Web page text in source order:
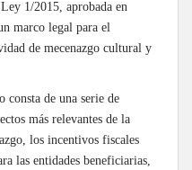
1/2015, aprobada en
marco legal para el
de mecenazgo cultural y
de una serie de
más relevantes de la
los incentivos fiscales
las entidades beneficiarias,